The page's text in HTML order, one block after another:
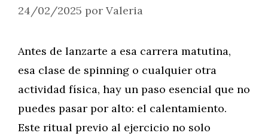
24/02/2025 por Valeria
Antes de lanzarte a esa carrera matutina,
esa clase de spinning o cualquier otra
actividad física, hay un paso esencial que no
puedes pasar por alto: el calentamiento.
Este ritual previo al ejercicio no solo